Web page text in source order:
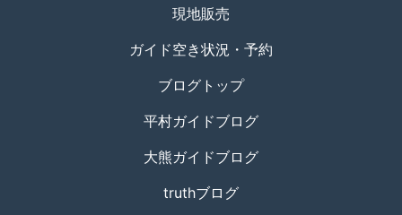
現地販売
ガイド空き状況・予約
ブログトップ
平村ガイドブログ
大熊ガイドブログ
truthブログ